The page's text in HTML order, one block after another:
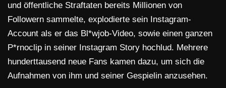
und öffentliche Straftaten bereits Millionen von
Followern sammelte, explodierte sein Instagram-
Account als er das Bl*wjob-Video, sowie einen ganzen
P*rnoclip in seiner Instagram Story hochlud. Mehrere
hunderttausend neue Fans kamen dazu, um sich die
Aufnahmen von ihm und seiner Gespielin anzusehen.